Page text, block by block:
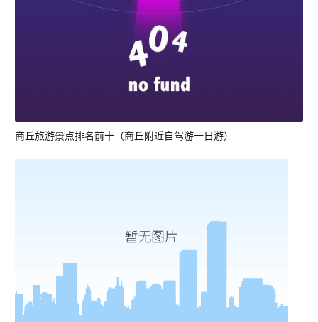
商丘旅游景点排名前十（商丘附近自驾游一日游）